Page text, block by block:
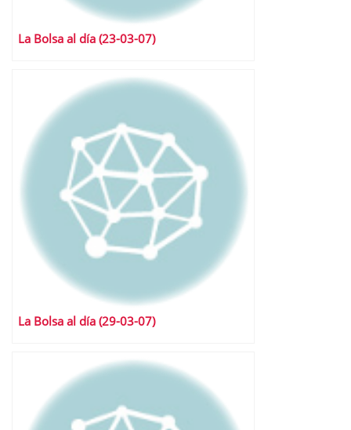
La Bolsa al día (23-03-07)
La Bolsa al día (29-03-07)